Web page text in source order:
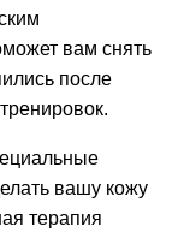
вам снять
после
вашу кожу
терапия